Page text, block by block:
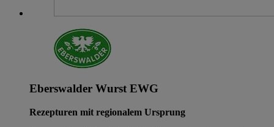
Eberswalder Wurst EWG
Rezepturen mit regionalem Ursprung